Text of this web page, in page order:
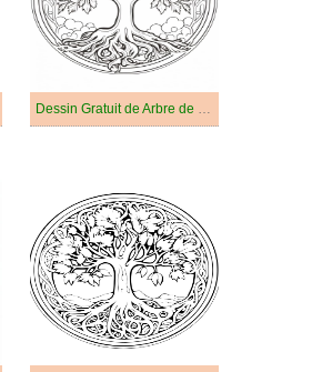
Dessin Gratuit de Arbre de Vie